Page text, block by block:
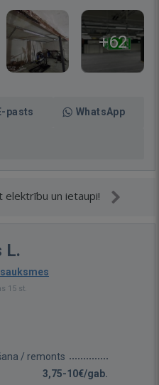
+62
pasts WhatsApp
elektrību un ietaupi!
L.
15 st.
/ remonts
3,75-10€/gab.